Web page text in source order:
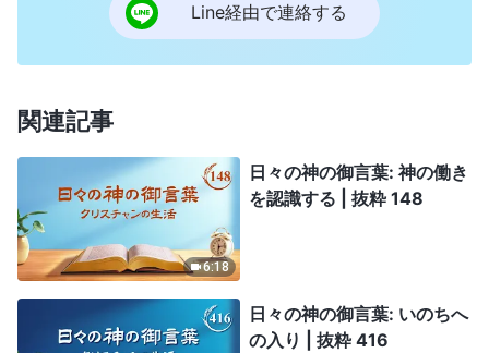
Line経由で連絡する
関連記事
6:18
日々の神の御言葉: 神の働き
を認識する | 抜粋 148
日々の神の御言葉: いのちへ
の入り | 抜粋 416